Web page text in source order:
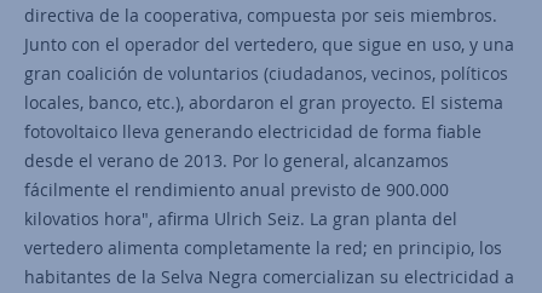
directiva de la cooperativa, compuesta por seis miembros.
Junto con el operador del vertedero, que sigue en uso, y una
gran coalición de voluntarios (ciudadanos, vecinos, políticos
locales, banco, etc.), abordaron el gran proyecto. El sistema
fotovoltaico lleva generando electricidad de forma fiable
desde el verano de 2013. Por lo general, alcanzamos
fácilmente el rendimiento anual previsto de 900.000
kilovatios hora", afirma Ulrich Seiz. La gran planta del
vertedero alimenta completamente la red; en principio, los
habitantes de la Selva Negra comercializan su electricidad a